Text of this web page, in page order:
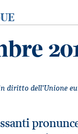
diritto dell’Unione